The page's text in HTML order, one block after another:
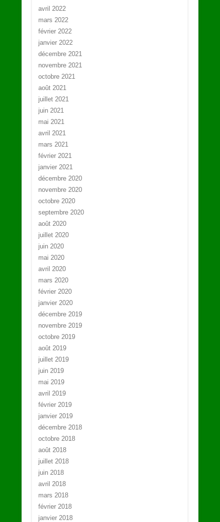
avril 2022
mars 2022
février 2022
janvier 2022
décembre 2021
novembre 2021
octobre 2021
août 2021
juillet 2021
juin 2021
mai 2021
avril 2021
mars 2021
février 2021
janvier 2021
décembre 2020
novembre 2020
octobre 2020
septembre 2020
août 2020
juillet 2020
juin 2020
mai 2020
avril 2020
mars 2020
février 2020
janvier 2020
décembre 2019
novembre 2019
octobre 2019
août 2019
juillet 2019
juin 2019
mai 2019
avril 2019
février 2019
janvier 2019
décembre 2018
octobre 2018
août 2018
juillet 2018
juin 2018
avril 2018
mars 2018
février 2018
janvier 2018